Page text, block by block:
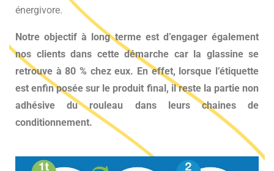
énergivore.
Notre objectif à long terme est d’engager également
nos clients dans cette démarche car la glassine se
retrouve à 80 % chez eux. En effet, lorsque l’étiquette
est enfin posée sur le produit final, il reste la partie non
adhésive du rouleau dans leurs chaines de
conditionnement.